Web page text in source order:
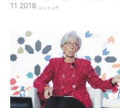
11 فروری 2018